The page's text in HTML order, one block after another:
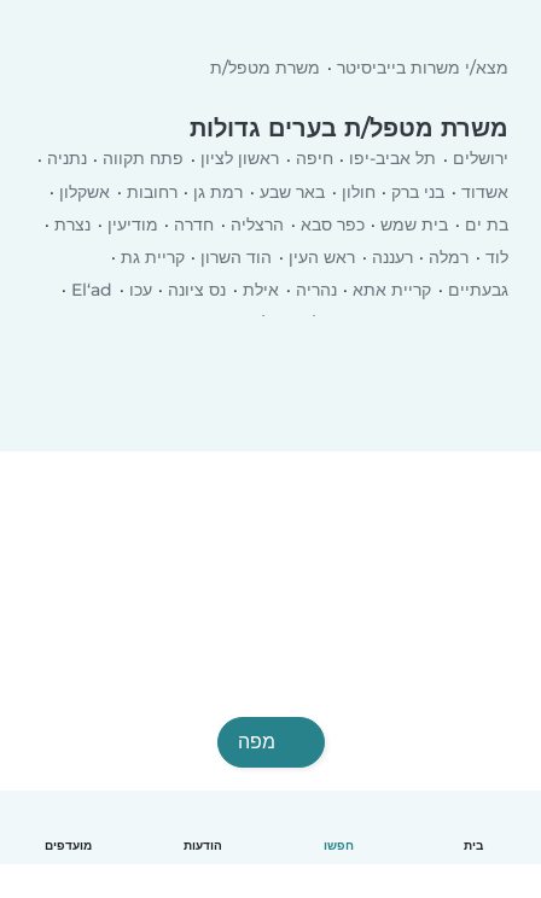
בית חפשו הודעות מועדפים
מצא/י משרות בייביסיטר משרת מטפל/ת
משרת מטפל/ת בערים גדולות
ירושלים תל אביב-יפו חיפה ראשון לציון פתח תקווה
נתניה
אשדוד
בני ברק חולון באר שבע רמת גן רחובות
אשקלון
בת ים
בית שמש כפר סבא הרצליה חדרה מודיעין
נצרת
לוד
רמלה רעננה ראש העין הוד השרון
קריית גת
גבעתיים
קריית אתא ‏נהריה אילת נס ציונה עכו
El‘ad
כרמיאל עפולה
מפה